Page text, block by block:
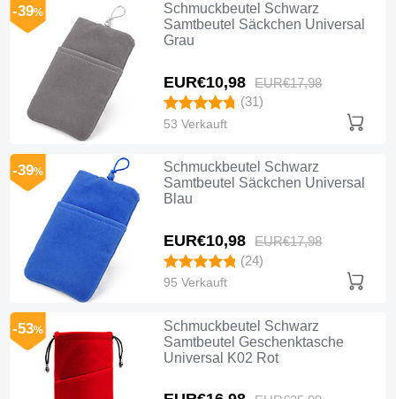
Schmuckbeutel Schwarz
Samtbeutel Säckchen Universal
Grau
EUR€10,98 EUR€17,98
-39%
(31)
53 Verkauft
Schmuckbeutel Schwarz
Samtbeutel Säckchen Universal
Blau
EUR€10,98 EUR€17,98
-39%
(24)
95 Verkauft
Schmuckbeutel Schwarz
Samtbeutel Geschenktasche
Universal K02 Rot
-53%